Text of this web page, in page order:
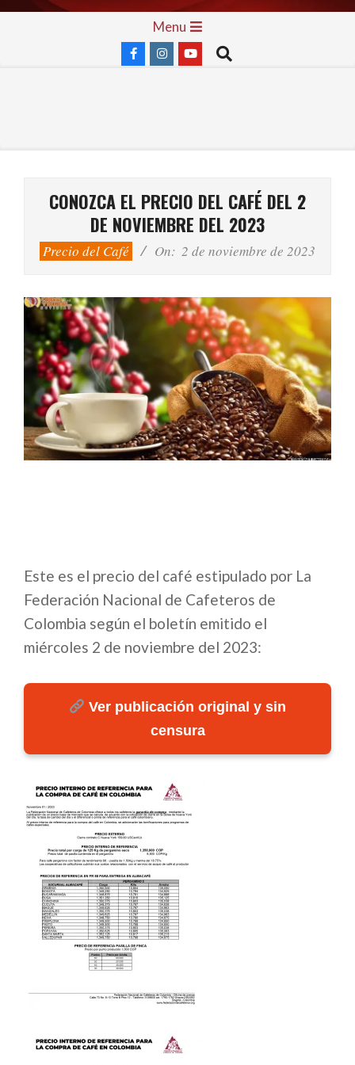
Skip
Menu
Search
CONOZCA EL PRECIO DEL CAFÉ DEL 2
DE NOVIEMBRE DEL 2023
Precio del Café On: 2 de noviembre de 2023
Este es el precio del café estipulado por La
Federación Nacional de Cafeteros de
Colombia según el boletín emitido el
miércoles 2 de noviembre del 2023:
Ver publicación original y sin
censura